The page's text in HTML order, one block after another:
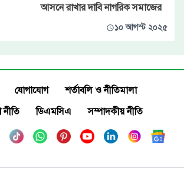
আসনে রাখার দাবি নাগরিক সমাজের
১০ আগস্ট ২০২৫
যোগাযোগ
শর্তাবলি ও নীতিমালা
ডিএমসিএ সম্পাদকীয় নীতি